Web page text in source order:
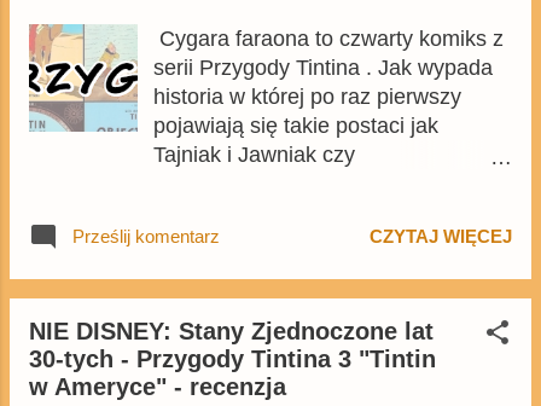
decyzją? Średnia sprzedaż za cały
poprzedni rok wyniosła 19 186 egz.,
na przykładzie lutego pokazuje, że
zmiana na miesięcznik zaowocowała
wzrostem sprzedaży o niecałe pół
sprzedaży mogą być lepsze, ale nie
spodziewam się średniej rocznej
powyżej 21 tysięcy (oczywiście
pomijając wynik z poprzedniego
miesiąca). Egmont, quo vadis? I
tabelka pokazująca, że sprzedaż w
Cygara faraona to czwarty komiks z
serii Przygody Tintina . Jak wypada
historia w której po raz pierwszy
pojawiają się takie postaci jak
Tajniak i Jawniak czy
Prześlij komentarz CZYTAJ WIĘCEJ
NIE DISNEY: Stany Zjednoczone lat
30-tych - Przygody Tintina 3 "Tintin
w Ameryce" - recenzja